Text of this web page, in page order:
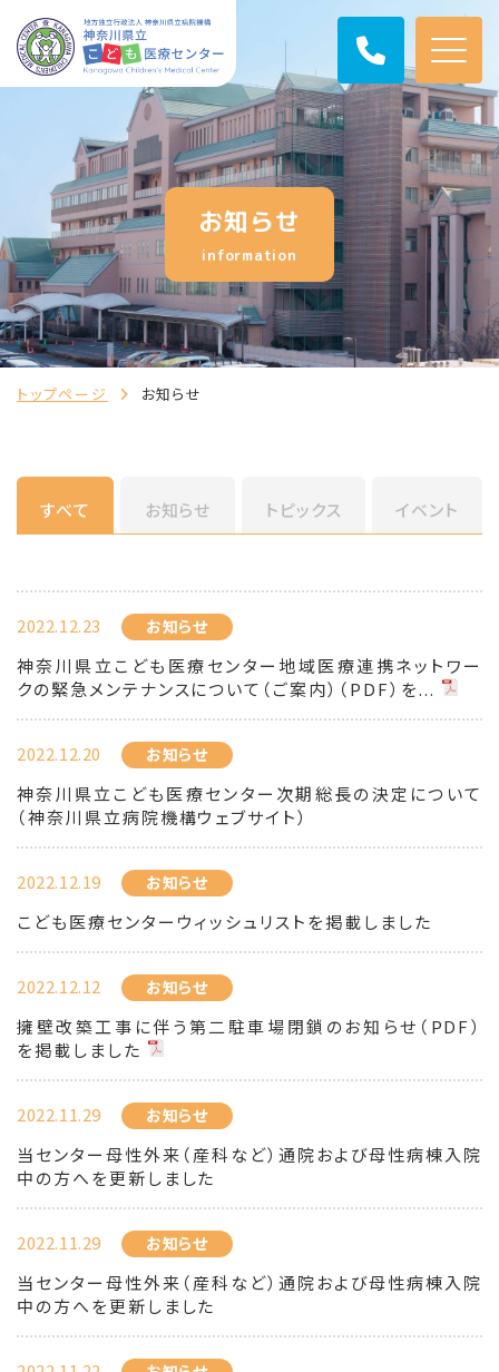
お知らせ
information
トップページ お知らせ
すべて お知らせ トピックス イベント
2022.12.23 お知らせ
神奈川県立こども医療センター地域医療連携ネットワー
クの緊急メンテナンスについて（ご案内）（PDF）を...
2022.12.20 お知らせ
神奈川県立こども医療センター次期総長の決定について
（神奈川県立病院機構ウェブサイト）
2022.12.19 お知らせ
こども医療センターウィッシュリストを掲載しました
2022.12.12 お知らせ
擁壁改築工事に伴う第二駐車場閉鎖のお知らせ（PDF）
を掲載しました
2022.11.29 お知らせ
当センター母性外来（産科など）通院および母性病棟入院
中の方へを更新しました
2022.11.29 お知らせ
当センター母性外来（産科など）通院および母性病棟入院
中の方へを更新しました